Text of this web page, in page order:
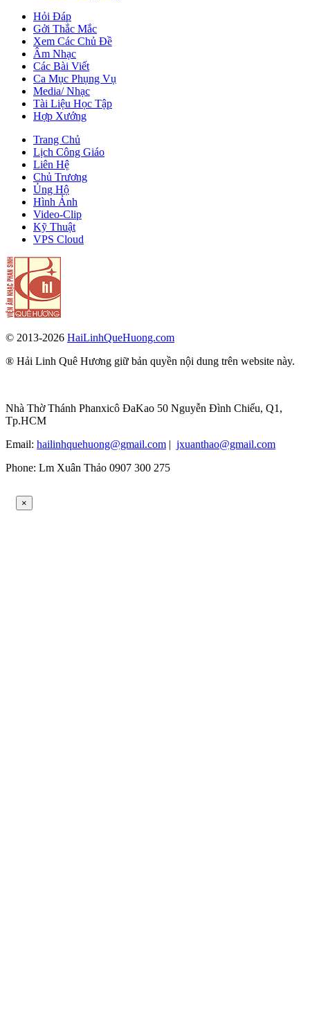
Hỏi Đáp
Gởi Thắc Mắc
Xem Các Chủ Đề
Âm Nhạc
Các Bài Viết
Ca Mục Phụng Vụ
Media/ Nhạc
Tài Liệu Học Tập
Hợp Xướng
Trang Chủ
Lịch Công Giáo
Liên Hệ
Chủ Trương
Ủng Hộ
Hình Ảnh
Video-Clip
Kỹ Thuật
VPS Cloud
© 2013-2026 HaiLinhQueHuong.com
® Hải Linh Quê Hương giữ bản quyền nội dung trên website này.
Nhà Thờ Thánh Phanxicô ĐaKao 50 Nguyễn Đình Chiểu, Q1,
Tp.HCM
Email: hailinhquehuong@gmail.com | jxuanthao@gmail.com
Phone: Lm Xuân Thảo 0907 300 275
×